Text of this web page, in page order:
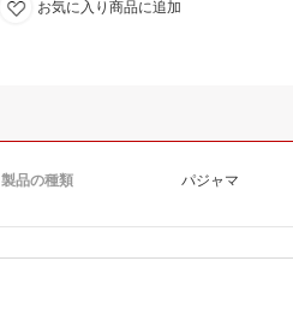
お気に入り商品に追加
製品の種類 パジャマ